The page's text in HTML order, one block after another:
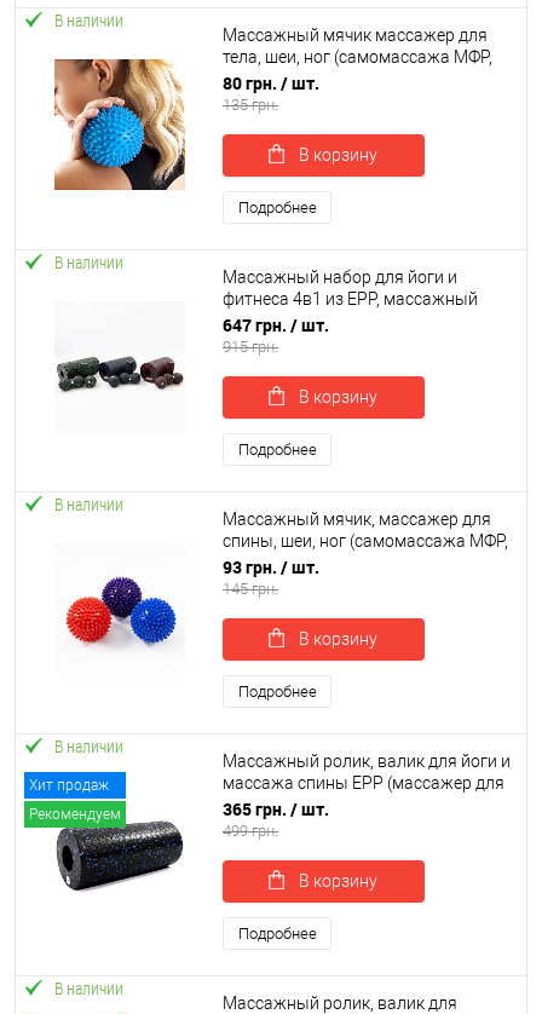
В наличии
Массажный мячик массажер для
тела, шеи, ног (самомассажа МФР,
миофасциального релиза) OSPORT
7.5см (MS 0943-H)
80 грн. / шт.
135 грн.
В корзину
Подробнее
В наличии
Массажный набор для йоги и
фитнеса 4в1 из EPP, массажный
валик (йога ролл)+массажный мяч
МФР OSPORT (OF-0282)
647 грн. / шт.
915 грн.
В корзину
Подробнее
В наличии
Массажный мячик, массажер для
спины, шеи, ног (самомассажа МФР,
миофасциального релиза) OSPORT
9см (MS 1493)
93 грн. / шт.
145 грн.
В корзину
Подробнее
Хит продаж
Рекомендуем
В наличии
Массажный ролик, валик для йоги и
массажа спины EPP (массажер для
спины, шеи, ног) OSPORT 33х14см
(OF-0318)
365 грн. / шт.
499 грн.
В корзину
Подробнее
В наличии
Массажный ролик, валик для